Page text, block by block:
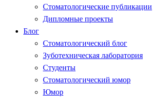
Стоматологические публикации
Дипломные проекты
Блог
Стоматологический блог
Зуботехническая лаборатория
Студенты
Стоматологический юмор
Юмор